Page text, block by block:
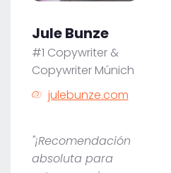
Jule Bunze
#1 Copywriter &
Copywriter Múnich
julebunze.com
"¡Recomendación
absoluta para